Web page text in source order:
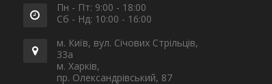
Пн - Пт: 9:00 - 18:00
Сб - Нд: 10:00 - 16:00
м. Київ, вул. Січових Стрільців,
33а
м. Харків,
пр. Олександрівський, 87